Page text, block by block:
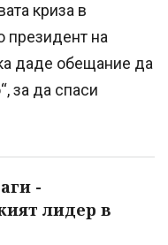
криза в
президент на
даде обещание да
за да спаси
-
лидер в